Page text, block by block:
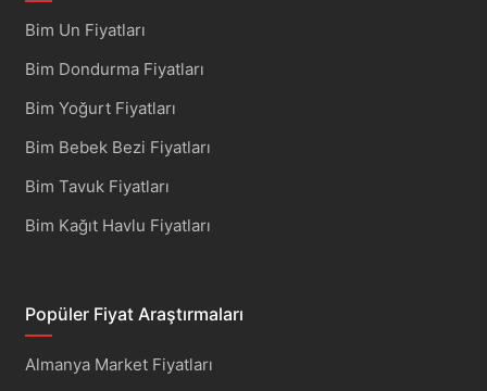
Bim Un Fiyatları
Bim Dondurma Fiyatları
Bim Yoğurt Fiyatları
Bim Bebek Bezi Fiyatları
Bim Tavuk Fiyatları
Bim Kağıt Havlu Fiyatları
Popüler Fiyat Araştırmaları
Almanya Market Fiyatları